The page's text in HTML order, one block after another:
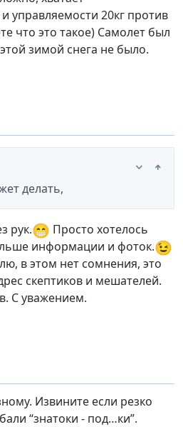
управляемости 20кг против
что это такое) Самолет был
зимой снега не было.
делать,
рук.😁 Просто хотелось
информации и фоток.😉
в этом нет сомнения, это
скептиков и мешателей.
С уважением.
Извините если резко
“знатоки - под…ки”.